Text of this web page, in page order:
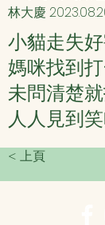
林大慶
小貓走失
媽咪找到
未問清楚
人人見到
< 上頁